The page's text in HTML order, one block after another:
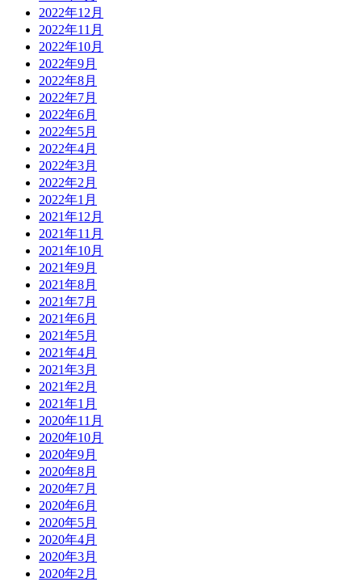
2022年12月
2022年11月
2022年10月
2022年9月
2022年8月
2022年7月
2022年6月
2022年5月
2022年4月
2022年3月
2022年2月
2022年1月
2021年12月
2021年11月
2021年10月
2021年9月
2021年8月
2021年7月
2021年6月
2021年5月
2021年4月
2021年3月
2021年2月
2021年1月
2020年11月
2020年10月
2020年9月
2020年8月
2020年7月
2020年6月
2020年5月
2020年4月
2020年3月
2020年2月